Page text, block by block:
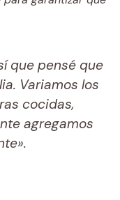
que pensé que
Variamos los
cocidas,
agregamos